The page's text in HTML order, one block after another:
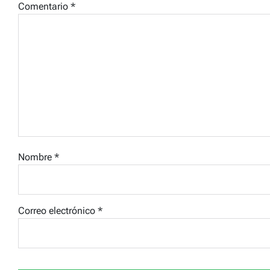
Comentario *
Nombre *
Correo electrónico *